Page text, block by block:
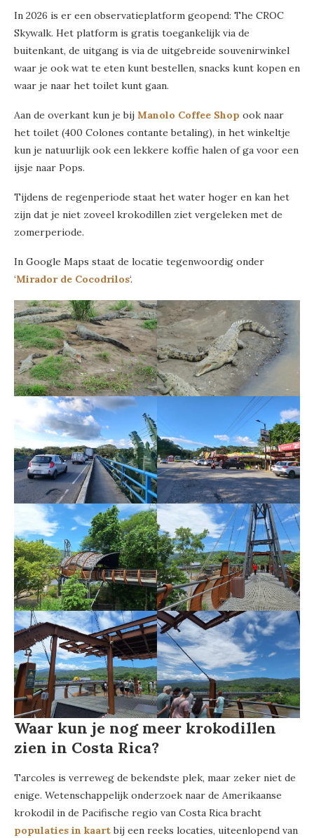
In 2026 is er een observatieplatform geopend: The CROC
Skywalk. Het platform is gratis toegankelijk via de
buitenkant, de uitgang is via de uitgebreide souvenirwinkel
waar je ook wat te eten kunt bestellen, snacks kunt kopen en
waar je naar het toilet kunt gaan.
Aan de overkant kun je bij Manolo Coffee Shop ook naar
het toilet (400 Colones contante betaling), in het winkeltje
kun je natuurlijk ook een lekkere koffie halen of ga voor een
ijsje naar Pops.
Tijdens de regenperiode staat het water hoger en kan het
zijn dat je niet zoveel krokodillen ziet vergeleken met de
zomerperiode.
In Google Maps staat de locatie tegenwoordig onder
‘Mirador de Cocodrilos‘.
Waar kun je nog meer krokodillen
zien in Costa Rica?
Tarcoles is verreweg de bekendste plek, maar zeker niet de
enige. Wetenschappelijk onderzoek naar de Amerikaanse
krokodil in de Pacifische regio van Costa Rica bracht
populaties in kaartbij een reeks locaties, uiteenlopend van